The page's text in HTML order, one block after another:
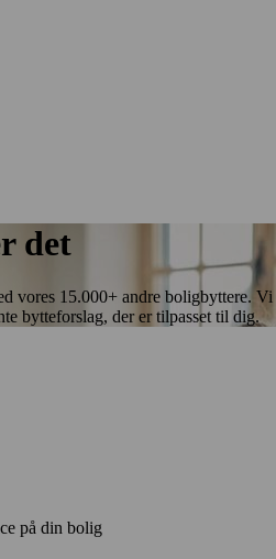
det
vores 15.000+ andre boligbyttere. Vi
bytteforslag, der er tilpasset til dig.
på din bolig